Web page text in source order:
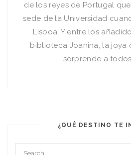
de los reyes de Portugal
sede de la Universidad
Lisboa. Y entre los
biblioteca Joanina, la joya
sorprende a
¿QUÉ DESTINO TE